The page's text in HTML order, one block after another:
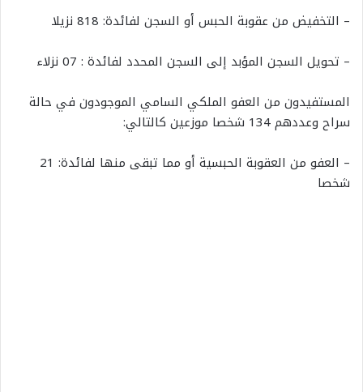
– التخفيض من عقوبة الحبس أو السجن لفائدة: 818 نزيلا
– تحويل السجن المؤبد إلى السجن المحدد لفائدة : 07 نزلاء
المستفيدون من العفو الملكي السامي الموجودون في حالة
سراح وعددهم 134 شخصا موزعين كالتالي:
– العفو من العقوبة الحبسية أو مما تبقى منها لفائدة: 21
شخصا